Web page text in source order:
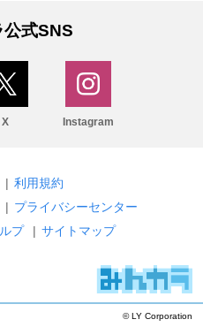
式SNS
X Instagram
| 利用規約
| プライバシーセンター
プ | サイトマップ
© LY Corporation